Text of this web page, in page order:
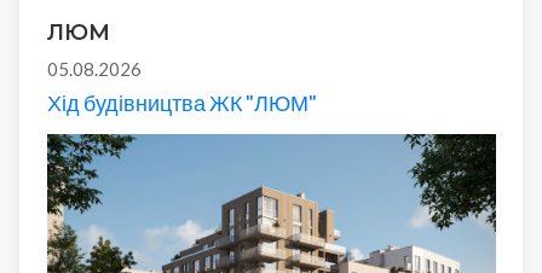
ЛЮМ
05.08.2026
Хід будівництва ЖК "ЛЮМ"